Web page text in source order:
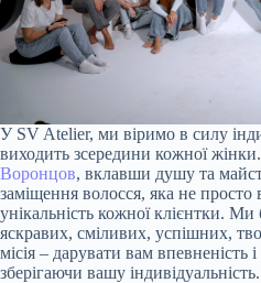
У SV Atelier, ми віримо в силу
виходить зсередини кожної
Воронцов, вклавши душу та
заміщення волосся, яка не
унікальність кожної клієнтки.
яскравих, сміливих, успішних,
місія – дарувати вам впевненість
зберігаючи вашу індивідуальність.